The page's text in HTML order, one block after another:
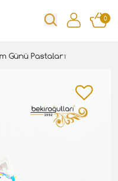
0
Günü Pastaları